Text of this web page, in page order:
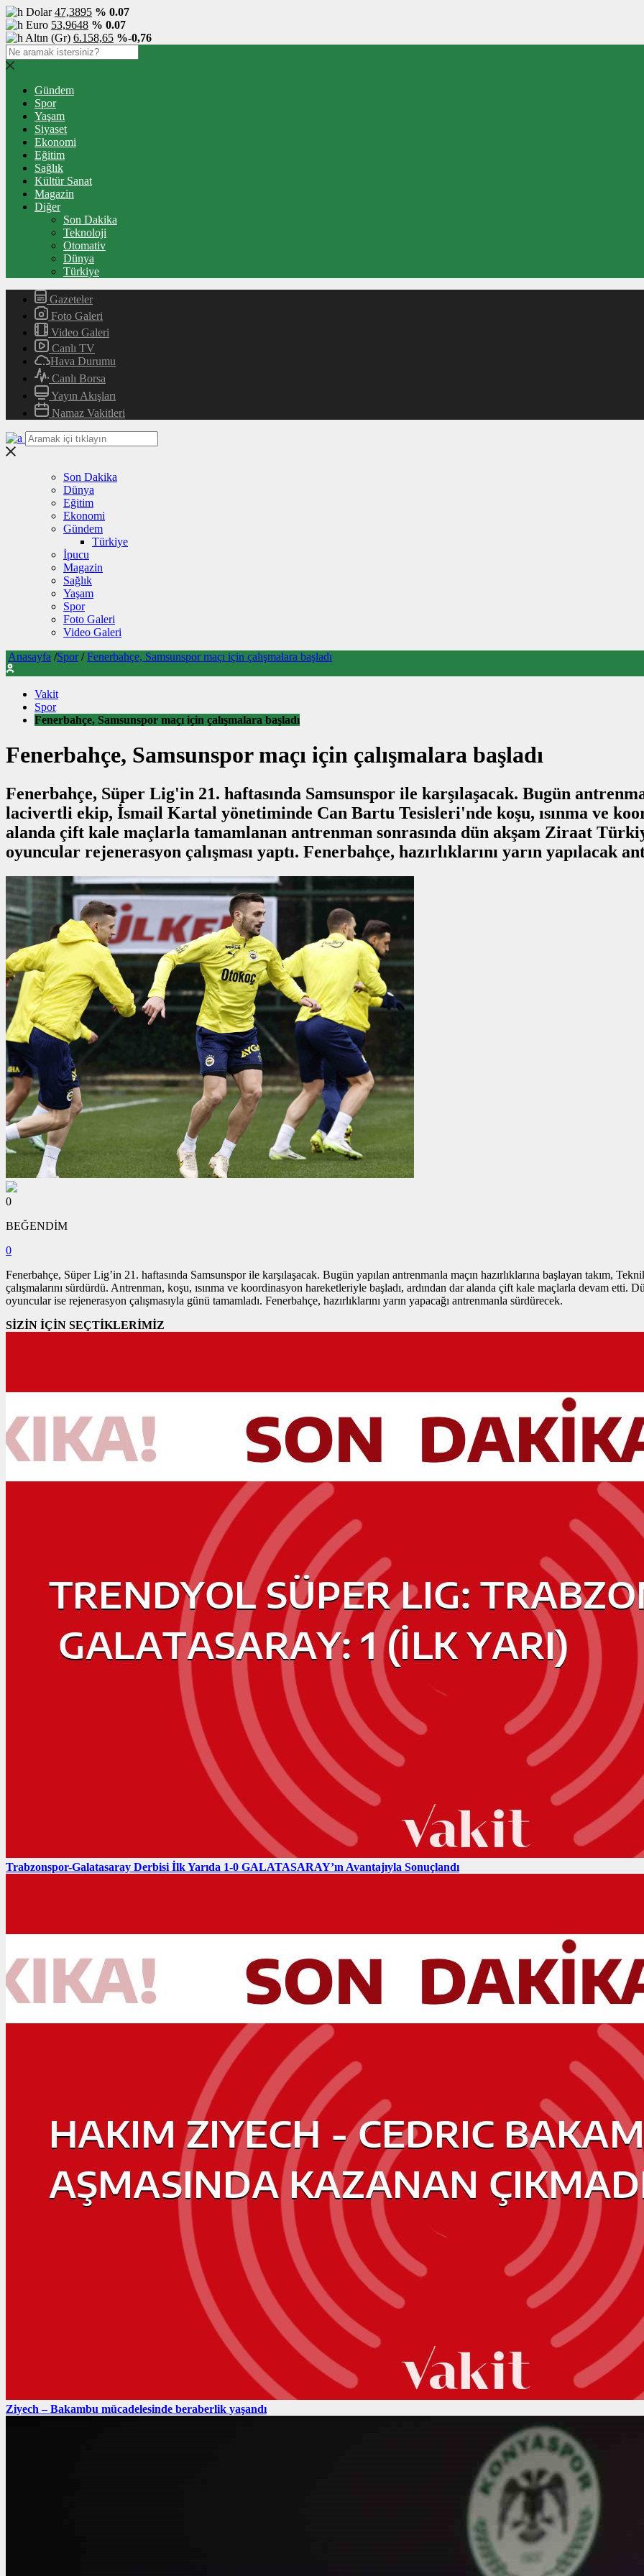
Dolar47,3895 % 0.07
Euro 53,9648 % 0.07
Altın (Gr) 6.158,65 %-0,76
Gündem
Spor
Yaşam
Siyaset
Ekonomi
Eğitim
Sağlık
Kültür Sanat
Magazin
Diğer
Son Dakika
Teknoloji
Otomativ
Dünya
Türkiye
Gazeteler
Foto Galeri
Video Galeri
Canlı TV
Hava Durumu
Canlı Borsa
Yayın Akışları
Namaz Vakitleri
Son Dakika
Dünya
Eğitim
Ekonomi
Gündem
Türkiye
İpucu
Magazin
Sağlık
Yaşam
Spor
Foto Galeri
Video Galeri
Anasayfa /Spor / Fenerbahçe, Samsunspor maçı için çalışmalara başladı
Vakit
Spor
Fenerbahçe, Samsunspor maçı için çalışmalara başladı
Fenerbahçe, Samsunspor maçı için çalışmalara başladı
Fenerbahçe, Süper Lig'in 21. haftasında Samsunspor ile karşılaşacak. Bugün
lacivertli ekip, İsmail Kartal yönetiminde Can Bartu Tesisleri'nde koşu, ısınma ve
alanda çift kale maçlarla tamamlanan antrenman sonrasında dün akşam Ziraat
oyuncular rejenerasyon çalışması yaptı. Fenerbahçe, hazırlıklarını yarın yapılacak
0
BEĞENDİM
0
Fenerbahçe, Süper Lig’in 21. haftasında Samsunspor ile karşılaşacak. Bugün yapılan antrenmanla maçın hazırlıklarına başlayan takım,
çalışmalarını sürdürdü. Antrenman, koşu, ısınma ve koordinasyon hareketleriyle başladı, ardından dar alanda çift kale maçlarla devam etti.
oyuncular ise rejenerasyon çalışmasıyla günü tamamladı. Fenerbahçe, hazırlıklarını yarın yapacağı antrenmanla sürdürecek.
SİZİN İÇİN SEÇTİKLERİMİZ
Trabzonspor-Galatasaray Derbisi İlk Yarıda 1-0 GALATASARAY’ın Avantajıyla Sonuçlandı
Ziyech – Bakambu mücadelesinde beraberlik yaşandı